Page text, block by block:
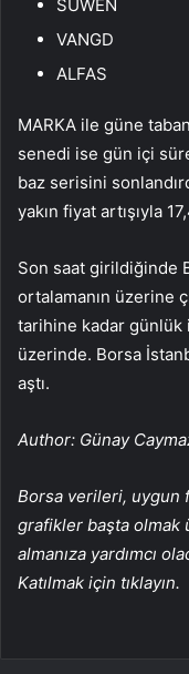
SUWEN
VANGD
ALFAS
MARKA ile güne
senedi ise gün içi
baz serisini
yakın fiyat artışıyla
Son saat girildiğinde
ortalamanın üzerine
tarihine kadar günlük
üzerinde. Borsa
aştı.
Author: Günay
Borsa verileri, uygun
grafikler başta olmak
almanıza yardımcı
Katılmak için tıklayın.